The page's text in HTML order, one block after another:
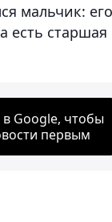
мальчик: его
есть старшая
Google, чтобы
первым